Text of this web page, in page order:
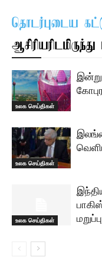
தொடர்புடைய
ஆசிரியரிடமிருந்து
உலக செய்திகள்
உலக செய்திகள்
உலக செய்திகள்